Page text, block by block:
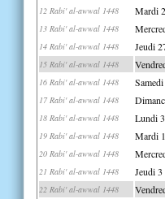
12 Rabi' al-awwal 1448 Mardi
13 Rabi' al-awwal 1448
14 Rabi' al-awwal 1448 Jeudi
15 Rabi' al-awwal 1448
16 Rabi' al-awwal 1448
17 Rabi' al-awwal 1448
18 Rabi' al-awwal 1448 Lundi
19 Rabi' al-awwal 1448 Mardi
20 Rabi' al-awwal 1448
21 Rabi' al-awwal 1448 Jeudi 3
22 Rabi' al-awwal 1448